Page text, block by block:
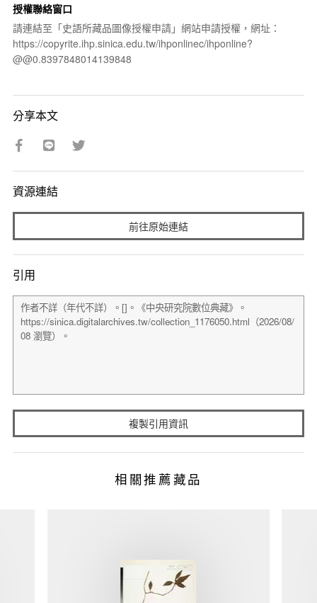
授權聯絡窗口
請連結至「史語所藏品圖像授權申請」網站申請授權，網址：
https://copyrite.ihp.sinica.edu.tw/ihponlinec/ihponline?
@@0.8397848014139848
分享本文
資源連結
前往原始連結
引用
複製引用資訊
相關推薦藏品